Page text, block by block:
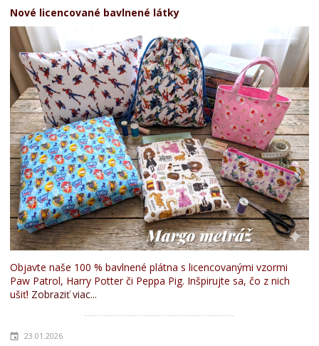
Nové licencované bavlnené látky
Objavte naše 100 % bavlnené plátna s licencovanými vzormi
Paw Patrol, Harry Potter či Peppa Pig. Inšpirujte sa, čo z nich
ušiť! Zobraziť viac...
23.01.2026